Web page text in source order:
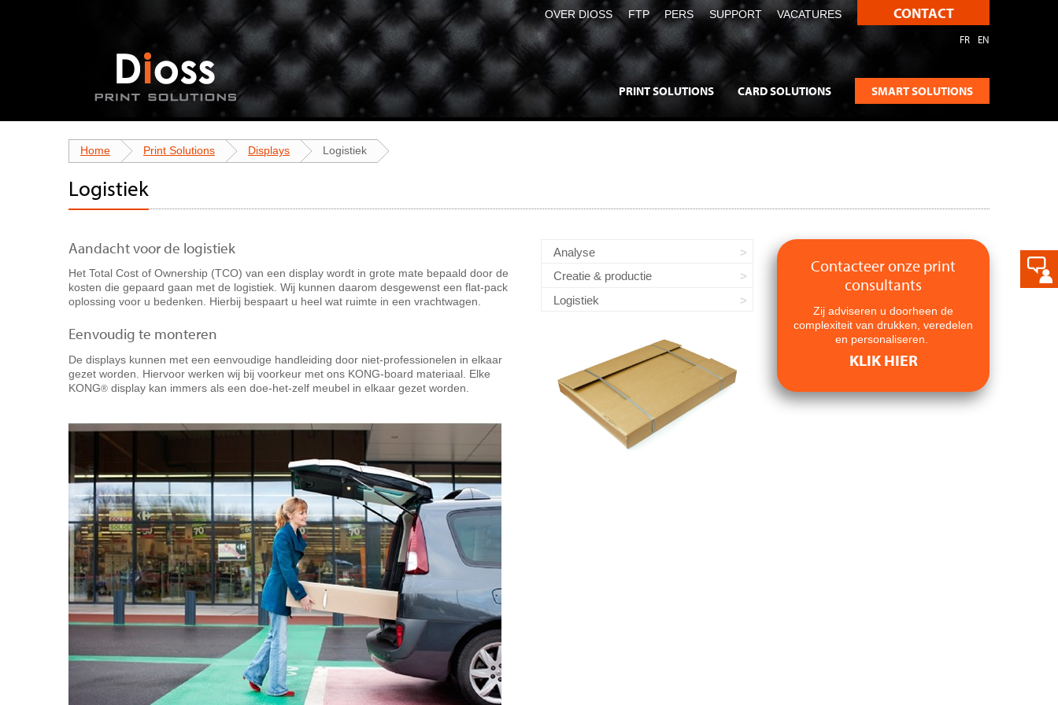
CONTACT
OVER DIOSS FTP PERS SUPPORT VACATURES
FR EN
PRINT SOLUTIONS CARD SOLUTIONS SMART SOLUTIONS
Home Print Solutions Displays Logistiek
Logistiek
Aandacht voor de logistiek
Het Total Cost of Ownership (TCO) van een display wordt in grote mate bepaald door de
kosten die gepaard gaan met de logistiek. Wij kunnen daarom desgewenst een flat-pack
oplossing voor u bedenken. Hierbij bespaart u heel wat ruimte in een vrachtwagen.
Eenvoudig te monteren
De displays kunnen met een eenvoudige handleiding door niet-professionelen in elkaar
gezet worden. Hiervoor werken wij bij voorkeur met ons KONG-board materiaal. Elke
KONG® display kan immers als een doe-het-zelf meubel in elkaar gezet worden.
Analyse
Creatie & productie
Logistiek
Contacteer onze print
consultants
Zij adviseren u doorheen de
complexiteit van drukken, veredelen
en personaliseren.
KLIK HIER